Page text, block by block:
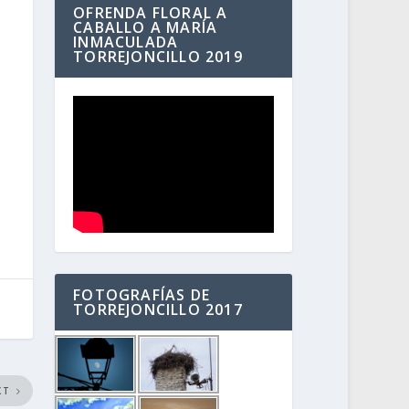
OFRENDA FLORAL A
CABALLO A MARÍA
INMACULADA
TORREJONCILLO 2019
FOTOGRAFÍAS DE
TORREJONCILLO 2017